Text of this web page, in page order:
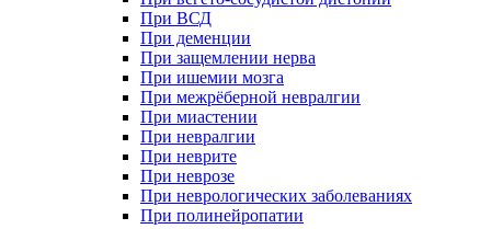
При ВСД
При деменции
При защемлении нерва
При ишемии мозга
При межрёберной невралгии
При миастении
При невралгии
При неврите
При неврозе
При неврологических заболеваниях
При полинейропатии